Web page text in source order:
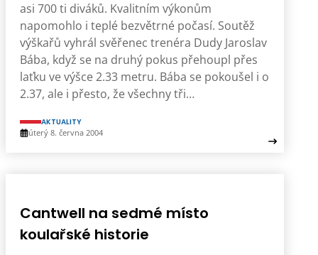
asi 700 ti diváků. Kvalitním výkonům
napomohlo i teplé bezvětrné počasí. Soutěž
výškařů vyhrál svěřenec trenéra Dudy Jaroslav
Bába, když se na druhý pokus přehoupl přes
laťku ve výšce 2.33 metru. Bába se pokoušel i o
2.37, ale i přesto, že všechny tři…
AKTUALITY
úterý 8. června 2004
Cantwell na sedmé místo
koulařské historie